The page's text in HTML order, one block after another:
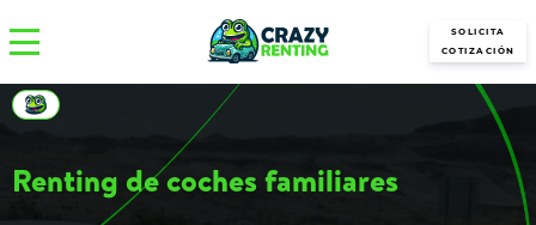
SOLICITA
COTIZACIÓN
Renting de coches familiares